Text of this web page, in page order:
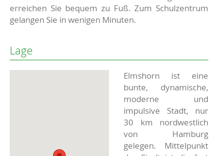
erreichen Sie bequem zu Fuß. Zum Schulzentrum
gelangen Sie in wenigen Minuten.
Lage
Elmshorn ist eine
bunte, dynamische,
moderne und
impulsive Stadt, nur
30 km nordwestlich
von Hamburg
gelegen. Mittelpunkt